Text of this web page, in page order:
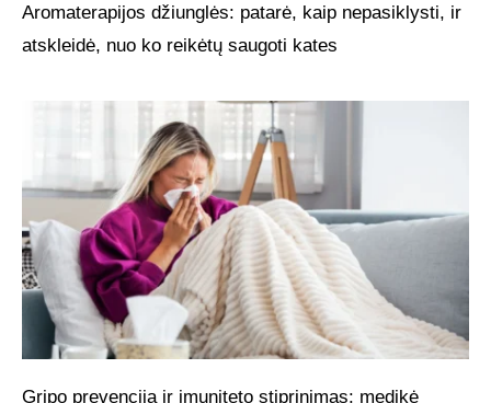
Aromaterapijos džiunglės: patarė, kaip nepasiklysti, ir
atskleidė, nuo ko reikėtų saugoti kates
Gripo prevencija ir imuniteto stiprinimas: medikė